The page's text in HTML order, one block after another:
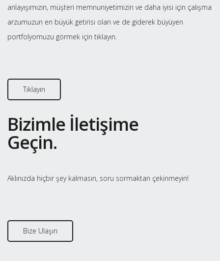
anlayışımızın, müşteri memnuniyetimizin ve daha iyisi için çalışma
arzumuzun en büyük getirisi olan ve de giderek büyüyen
portfolyomuzu görmek için tıklayın.
Tıklayın
Bizimle İletişime
Geçin.
Aklınızda hiçbir şey kalmasın, soru sormaktan çekinmeyin!
Bize Ulaşın